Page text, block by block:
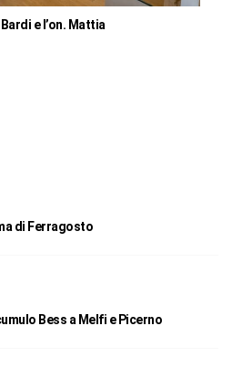
e l’on. Mattia
di Ferragosto
Bess a Melfi e Picerno